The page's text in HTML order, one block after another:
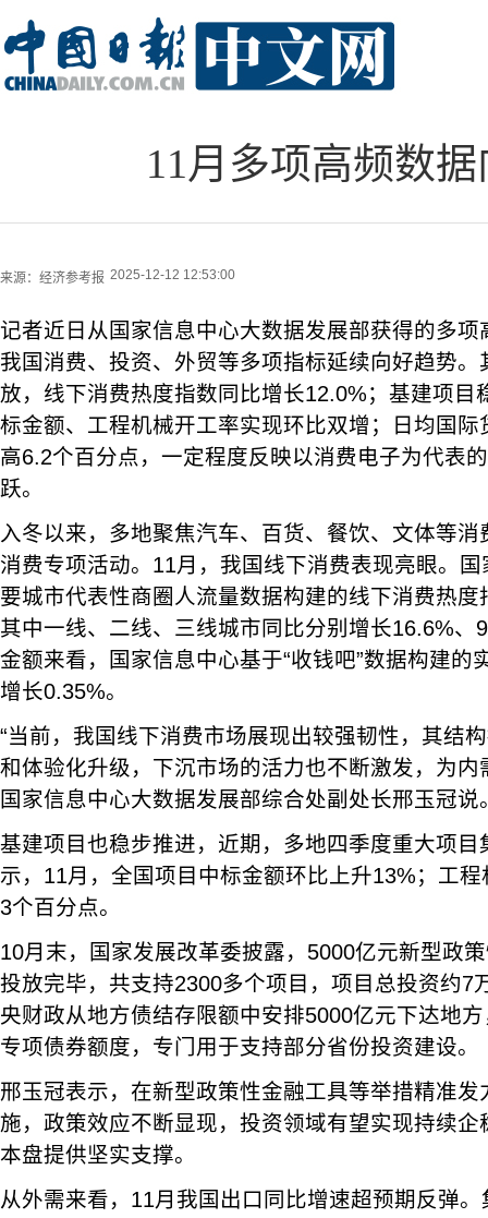
11月多项高频数
来源： 经济参考报 2025-12-12 12:53:00
记者近日从国家信息中心大数据发展部获得的多
我国消费、投资、外贸等多项指标延续向好趋势
放，线下消费热度指数同比增长12.0%；基建项目
标金额、工程机械开工率实现环比双增；日均国
高6.2个百分点，一定程度反映以消费电子为代表
跃。
入冬以来，多地聚焦汽车、百货、餐饮、文体等
消费专项活动。11月，我国线下消费表现亮眼。
要城市代表性商圈人流量数据构建的线下消费热
其中一线、二线、三线城市同比分别增长16.6%、
金额来看，国家信息中心基于“收钱吧”数据构建的
增长0.35%。
“当前，我国线下消费市场展现出较强韧性，其结
和体验化升级，下沉市场的活力也不断激发，为内
国家信息中心大数据发展部综合处副处长邢玉冠说
基建项目也稳步推进，近期，多地四季度重大项
示，11月，全国项目中标金额环比上升13%；工
3个百分点。
10月末，国家发展改革委披露，5000亿元新型政
投放完毕，共支持2300多个项目，项目总投资约7
央财政从地方债结存限额中安排5000亿元下达地
专项债券额度，专门用于支持部分省份投资建设。
邢玉冠表示，在新型政策性金融工具等举措精准
施，政策效应不断显现，投资领域有望实现持续
本盘提供坚实支撑。
从外需来看，11月我国出口同比增速超预期反弹